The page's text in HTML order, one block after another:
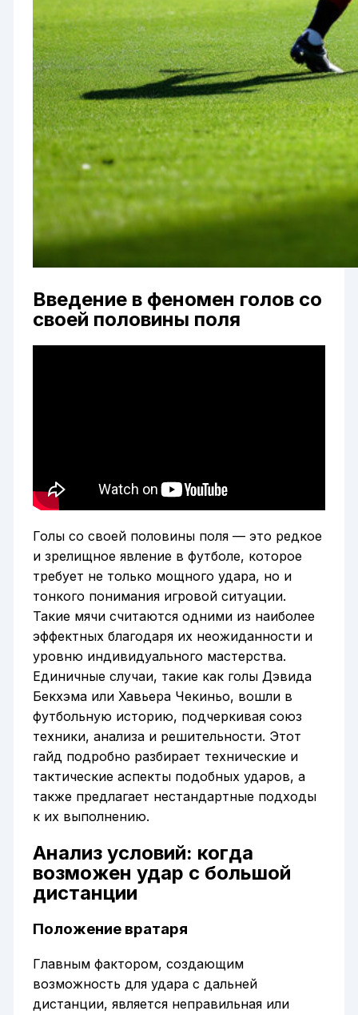
Введение в феномен голов со
своей половины поля
Голы со своей половины поля — это редкое
и зрелищное явление в футболе, которое
требует не только мощного удара, но и
тонкого понимания игровой ситуации.
Такие мячи считаются одними из наиболее
эффектных благодаря их неожиданности и
уровню индивидуального мастерства.
Единичные случаи, такие как голы Дэвида
Бекхэма или Хавьера Чекиньо, вошли в
футбольную историю, подчеркивая союз
техники, анализа и решительности. Этот
гайд подробно разбирает технические и
тактические аспекты подобных ударов, а
также предлагает нестандартные подходы
к их выполнению.
Анализ условий: когда
возможен удар с большой
дистанции
Положение вратаря
Главным фактором, создающим
возможность для удара с дальней
дистанции, является неправильная или